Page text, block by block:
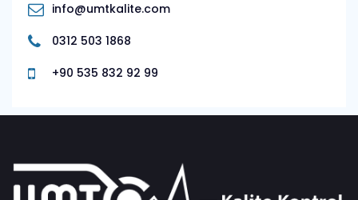
info@umtkalite.com
0312 503 1868
+90 535 832 92 99